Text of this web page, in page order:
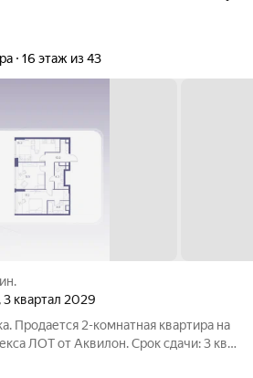
16 этаж из 43
, 3 квартал 2029
Продается 2-комнатная квартира на
ЛОТ от Аквилон. Срок сдачи: 3 кв.
бизнес-плюс создан в